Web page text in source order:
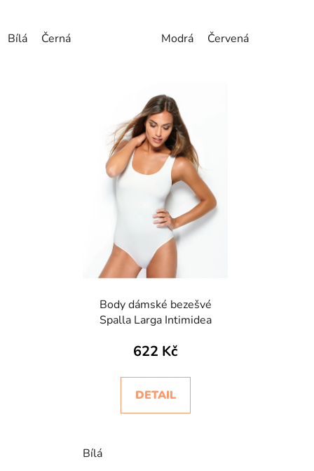
Bílá Černá Modrá Červená
Body dámské bezešvé
Spalla Larga Intimidea
622 Kč
DETAIL
Bílá